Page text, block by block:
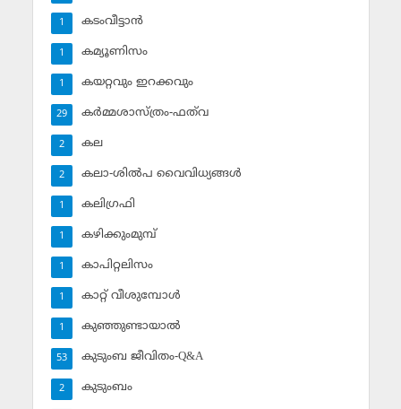
കടംവീട്ടാന്‍
1
കമ്യൂണിസം
1
കയറ്റവും ഇറക്കവും
1
കര്‍മ്മശാസ്ത്രം-ഫത്‌വ
29
കല
2
കലാ-ശില്‍പ വൈവിധ്യങ്ങള്‍
2
കലിഗ്രഫി
1
കഴിക്കുംമുമ്പ്
1
കാപിറ്റലിസം
1
കാറ്റ് വീശുമ്പോള്‍
1
കുഞ്ഞുണ്ടായാല്‍
1
കുടുംബ ജീവിതം-Q&A
53
കുടുംബം
2